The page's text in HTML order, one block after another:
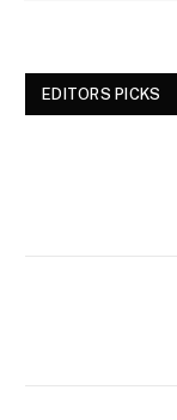
EDITORS PICKS